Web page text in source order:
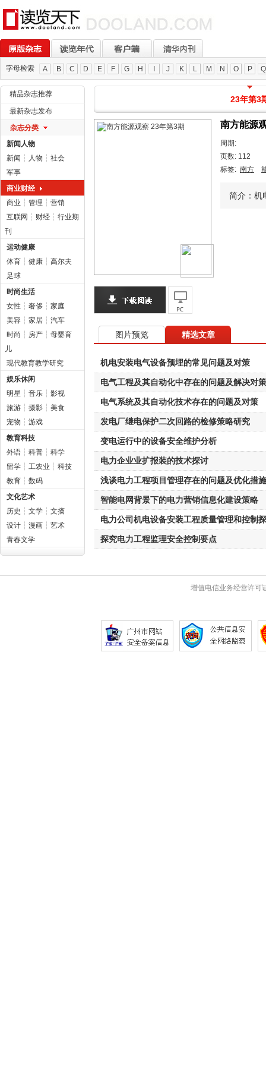
字母检索 A B C D E F G H J K L M N O P Q
精品杂志推荐
最新杂志发布
杂志分类
新闻人物
新闻 ┆ 人物 ┆ 社会
军事
商业财经
商业 ┆ 管理 ┆ 营销
互联网 ┆ 财经 ┆ 行业期
刊
运动健康
体育 ┆ 健康 ┆ 高尔夫
足球
时尚生活
女性 ┆ 奢侈 ┆ 家庭
美容 ┆ 家居 ┆ 汽车
时尚 ┆ 房产 ┆ 母婴育
儿
现代教育教学研究
娱乐休闲
明星 ┆ 音乐 ┆ 影视
旅游 ┆ 摄影 ┆ 美食
宠物 ┆ 游戏
教育科技
外语 ┆ 科普 ┆ 科学
留学 ┆ 工农业 ┆ 科技
教育 ┆ 数码
文化艺术
历史 ┆ 文学 ┆ 文摘
设计 ┆ 漫画 ┆ 艺术
青春文学
23年第3
南方能源
周期:
页数: 112
标签: 南方
简介：机
图片预览 精选文章
机电安装电气设备预埋的常见问题及对策
电气工程及其自动化中存在的问题及解决对
电气系统及其自动化技术存在的问题及对策
发电厂继电保护二次回路的检修策略研究
变电运行中的设备安全维护分析
电力企业业扩报装的技术探讨
浅谈电力工程项目管理存在的问题及优化措施
智能电网背景下的电力营销信息化建设策略
电力公司机电设备安装工程质量管理和控制
探究电力工程监理安全控制要点
增值电信业务经营许